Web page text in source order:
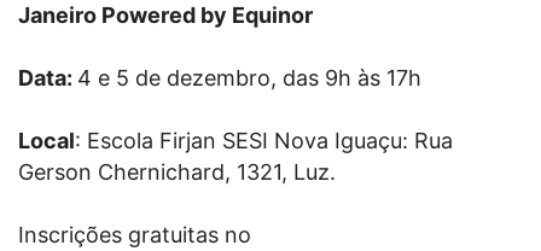
Janeiro Powered by Equinor
Data: 4 e 5 de dezembro, das 9h às 17h
Local: Escola Firjan SESI Nova Iguaçu: Rua
Gerson Chernichard, 1321, Luz.
Inscrições gratuitas no